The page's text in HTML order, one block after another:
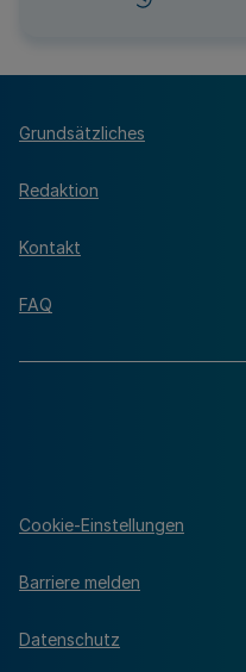
Grundsätzliches
Redaktion
Kontakt
FAQ
Cookie-Einstellungen
Barriere melden
Datenschutz